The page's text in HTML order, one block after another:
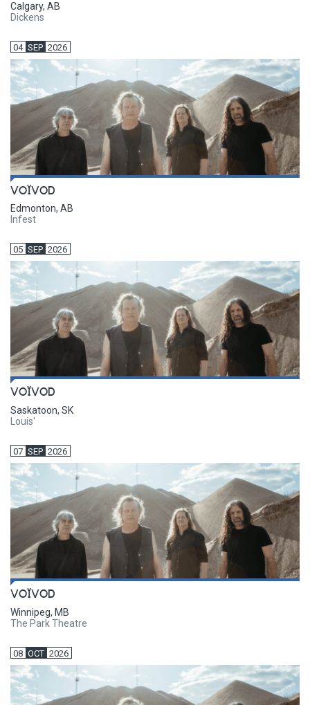
Calgary, AB
Dickens
04 SEP 2026
VOÏVOD
Edmonton, AB
Infest
05 SEP 2026
VOÏVOD
Saskatoon, SK
Louis'
07 SEP 2026
VOÏVOD
Winnipeg, MB
The Park Theatre
08 OCT 2026